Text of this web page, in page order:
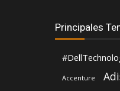
Principales
Accenture